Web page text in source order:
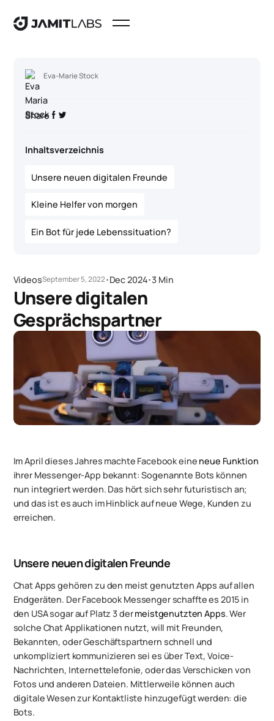
VideosSeptember 5, 2022･Dec 2024･3 Min
Unsere digitalen
Gesprächspartner
Im April dieses Jahres machte Facebook eine neue Funktion
ihrer Messenger-App bekannt: Sogenannte Bots können
nun integriert werden. Das hört sich sehr futuristisch an;
und das ist es auch im Hinblick auf neue Wege, Kunden zu
erreichen.
Unsere neuen digitalen Freunde
Chat Apps gehören zu den meist genutzten Apps auf allen
Endgeräten. Der Facebook Messenger schaffte es 2015 in
den USA sogar auf Platz 3 dermeistgenutzten Apps. Wer
solche Chat Applikationen nutzt, will mit Freunden,
Bekannten, oder Geschäftspartnern schnell und
unkompliziert kommunizieren sei es über Text, Voice-
Nachrichten, Internettelefonie, oder das Verschicken von
Fotos und anderen Dateien. Mittlerweile können auch
digitale Wesen zur Kontaktliste hinzugefügt werden: die
Bots.
Eva-Marie Stock
Share
Inhaltsverzeichnis
Unsere neuen digitalen Freunde
Kleine Helfer von morgen
Ein Bot für jede Lebenssituation?